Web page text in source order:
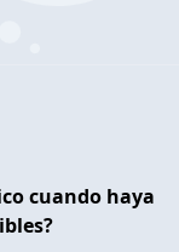
cuando haya